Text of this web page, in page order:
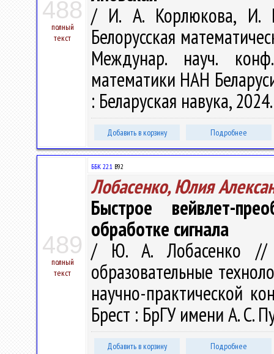
488
полный
текст
/ И. А. Корлюкова, И.
Белорусская
Междунар. науч.
математики НАН
: Беларуская навука,
Добавить в корзину Подробнее
489
полный
текст
ББК 22.1 В92
Лобасенко, Юлия
Быстрое вейвлет-
обработке сигнала
/ Ю. А. Лобасенко //
образовательные
научно-практической
Брест : БрГУ имени А. С.
Добавить в корзину Подробнее